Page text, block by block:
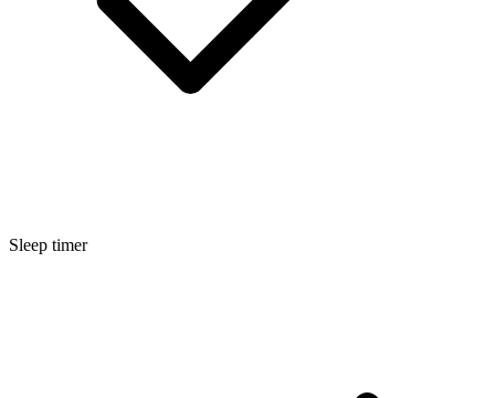
Sleep timer